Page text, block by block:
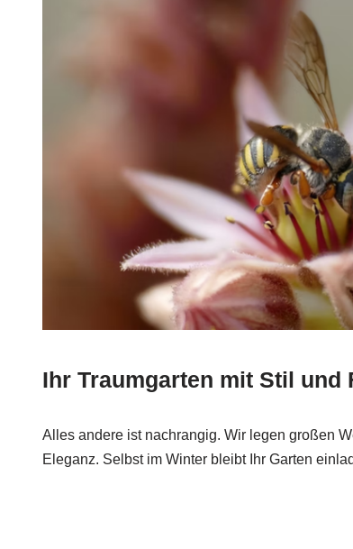
Ihr Traumgarten mit Stil und
Alles andere ist nachrangig. Wir legen großen
Eleganz. Selbst im Winter bleibt Ihr Garten